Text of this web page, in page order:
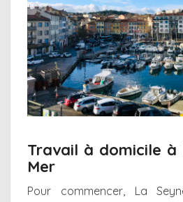
Travail à domicile à
Mer
Pour commencer, La